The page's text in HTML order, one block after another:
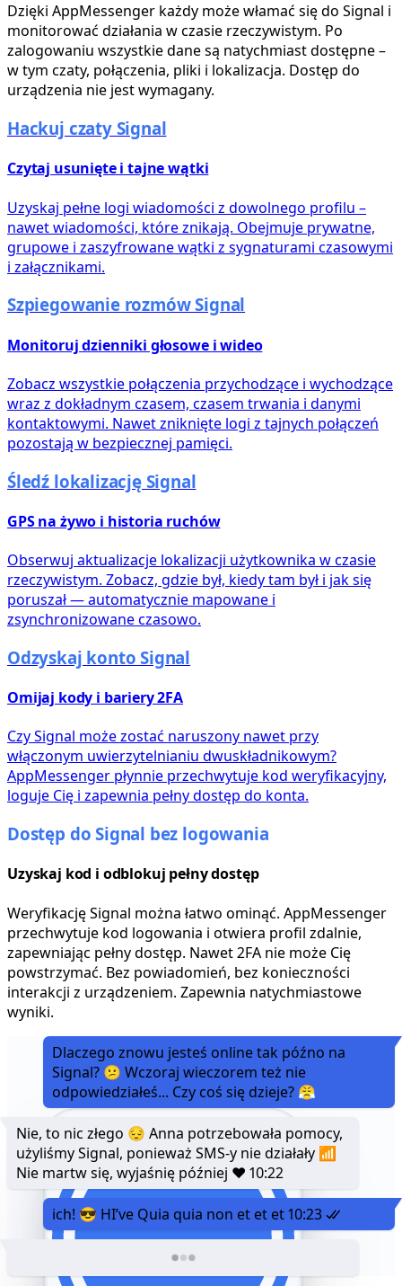
Dzięki AppMessenger każdy może włamać się do Signal i
monitorować działania w czasie rzeczywistym. Po
zalogowaniu wszystkie dane są natychmiast dostępne –
w tym czaty, połączenia, pliki i lokalizacja. Dostęp do
urządzenia nie jest wymagany.
Hackuj czaty Signal
Czytaj usunięte i tajne wątki
Uzyskaj pełne logi wiadomości z dowolnego profilu –
nawet wiadomości, które znikają. Obejmuje prywatne,
grupowe i zaszyfrowane wątki z sygnaturami czasowymi
i załącznikami.
Szpiegowanie rozmów Signal
Monitoruj dzienniki głosowe i wideo
Zobacz wszystkie połączenia przychodzące i wychodzące
wraz z dokładnym czasem, czasem trwania i danymi
kontaktowymi. Nawet zniknięte logi z tajnych połączeń
pozostają w bezpiecznej pamięci.
Śledź lokalizację Signal
GPS na żywo i historia ruchów
Obserwuj aktualizacje lokalizacji użytkownika w czasie
rzeczywistym. Zobacz, gdzie był, kiedy tam był i jak się
poruszał — automatycznie mapowane i
zsynchronizowane czasowo.
Odzyskaj konto Signal
Omijaj kody i bariery 2FA
Czy Signal może zostać naruszony nawet przy
włączonym uwierzytelnianiu dwuskładnikowym?
AppMessenger płynnie przechwytuje kod weryfikacyjny,
loguje Cię i zapewnia pełny dostęp do konta.
Dostęp do Signal bez logowania
Uzyskaj kod i odblokuj pełny dostęp
Weryfikację Signal można łatwo ominąć. AppMessenger
przechwytuje kod logowania i otwiera profil zdalnie,
zapewniając pełny dostęp. Nawet 2FA nie może Cię
powstrzymać. Bez powiadomień, bez konieczności
interakcji z urządzeniem. Zapewnia natychmiastowe
wyniki.
Dlaczego znowu jesteś online tak późno na
Signal? 😕 Wczoraj wieczorem też nie
odpowiedziałeś... Czy coś się dzieje? 😤
Nie, to nic złego 😔 Anna potrzebowała pomocy,
użyliśmy Signal, ponieważ SMS-y nie działały 📶
Nie martw się, wyjaśnię później ❤️ 10:22
ich! 😎 HI’ve Quia quia non et et et10:23